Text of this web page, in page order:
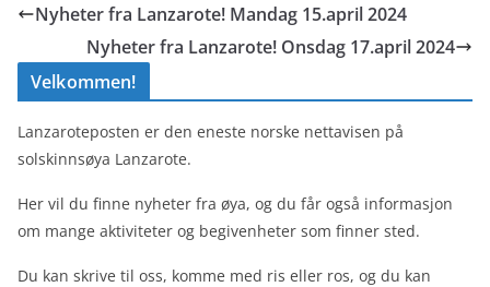
Nyheter fra Lanzarote! Mandag 15.april 2024
Nyheter fra Lanzarote! Onsdag 17.april 2024
Velkommen!
Lanzaroteposten er den eneste norske nettavisen på
solskinnsøya Lanzarote.
Her vil du finne nyheter fra øya, og du får også informasjon
om mange aktiviteter og begivenheter som finner sted.
Du kan skrive til oss, komme med ris eller ros, og du kan